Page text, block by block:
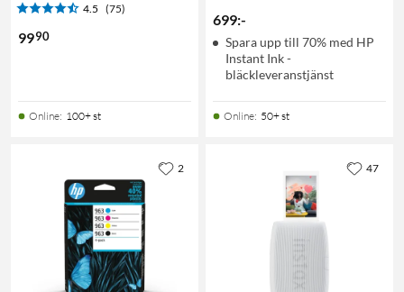
4.5 (75)
9990
Online: 100+ st
699:-
Spara upp till 70% med HP
Instant Ink -
bläckleveranstjänst
Online: 50+ st
2 47